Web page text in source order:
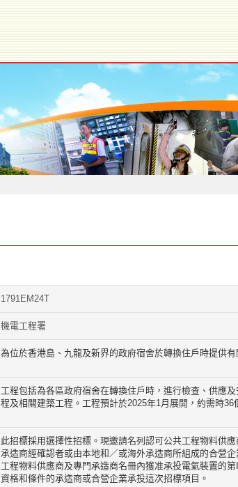
1791EM24T
機電工程署
為位於香港島、九龍及新界的政府宿舍於轉換住戶時提供
工程包括為各區政府宿舍在轉換住戶時，進行檢查、供應
程及相關建築工程。工程預計於2025年1月展開，約需時36
此招標採用選擇性招標。現邀請名列認可公共工程物料供
承造商經確認者或由本地和／或海外承造商所組成的合營
工程物料供應商及專門承造商名冊內獲准承投電氣裝置的
資格和條件的承造商或合營企業承投這次招標項目。